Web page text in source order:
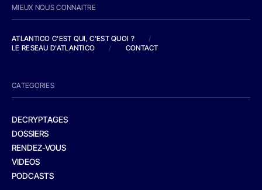
MIEUX NOUS CONNAITRE
ATLANTICO C'EST QUI, C'EST QUOI ?
/
LE RESEAU D'ATLANTICO
/ CONTACT
CATEGORIES
DECRYPTAGES
DOSSIERS
RENDEZ-VOUS
VIDEOS
PODCASTS